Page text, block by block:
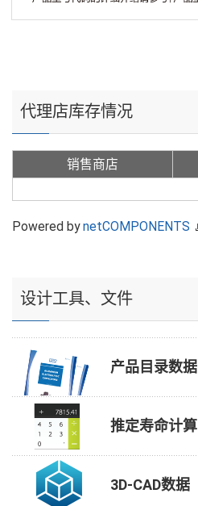
代理店库存情况
销售商店
Powered bynetCOMPONENTS
设计工具、文件
产品目录数据
推定寿命计算
3D-CAD数据